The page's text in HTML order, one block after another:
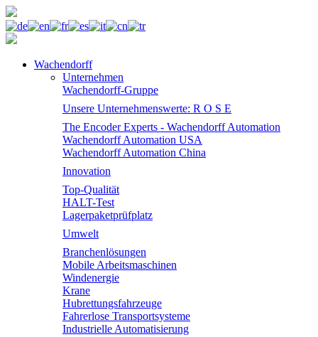
Wachendorff
Unternehmen
Wachendorff-Gruppe
Unsere Unternehmenswerte: R O S E
The Encoder Experts - Wachendorff Automation
Wachendorff Automation USA
Wachendorff Automation China
Innovation
Top-Qualität
HALT-Test
Lagerpaketprüfplatz
Umwelt
Branchenlösungen
Mobile Arbeitsmaschinen
Windenergie
Krane
Hubrettungsfahrzeuge
Fahrerlose Transportsysteme
Industrielle Automatisierung